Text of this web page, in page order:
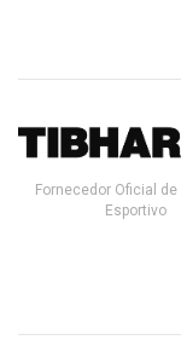
Fornecedor Oficial de
Esportivo